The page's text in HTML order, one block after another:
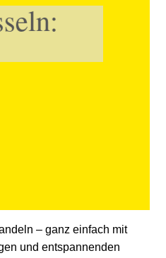
– ganz einfach mit
und entspannenden